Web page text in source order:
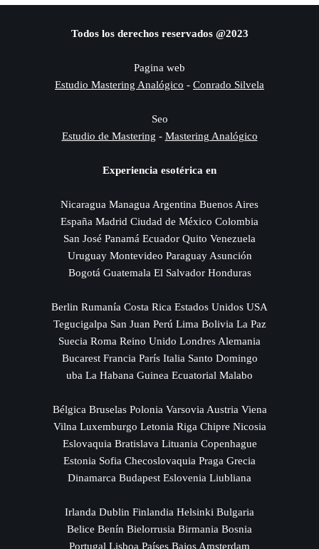
Todos los derechos reservados @2023
Pagina web
Estudio Mastering Analógico - Conrado Silvela
Seo
Estudio de Mastering - Mastering Analógico
Experiencia esotérica en
Nicaragua Managua Argentina Buenos Aires
España Madrid Ciudad de México Colombia
San José Panamá Ecuador Quito Venezuela
Uruguay Montevideo Paraguay Asunción
Bogotá Guatemala El Salvador Honduras
Berlin Rumanía Costa Rica Estados Unidos USA
Tegucigalpa San Juan Perú Lima Bolivia La Paz
Suecia Roma Reino Unido Londres Alemania
Bucarest Francia París Italia Santo Domingo
uba La Habana Guinea Ecuatorial Malabo
Bélgica Bruselas Polonia Varsovia Austria Viena
Vilna Luxemburgo Letonia Riga Chipre Nicosia
Eslovaquia Bratislava Lituania Copenhague
Estonia Sofia Checoslovaquia Praga Grecia
Dinamarca Budapest Eslovenia Liubliana
Irlanda Dublin Finlandia Helsinki Bulgaria
Belice Benín Bielorrusia Birmania Bosnia
Portugal Lisboa Países Bajos Amsterdam